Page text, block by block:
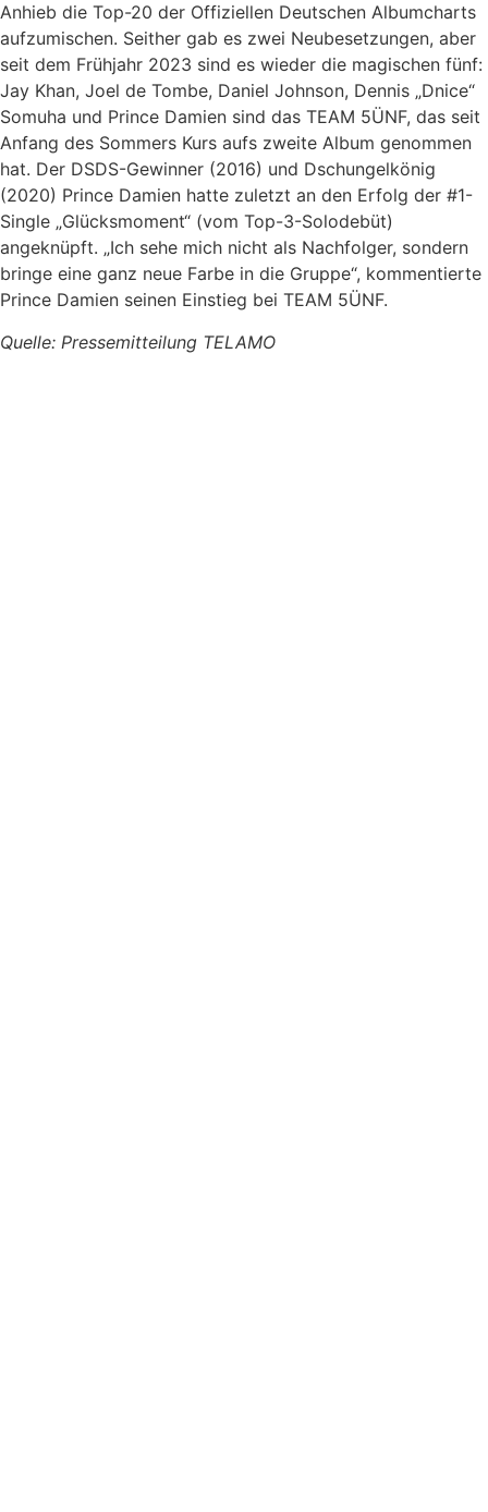
Anhieb die Top-20 der Offiziellen Deutschen Albumcharts
aufzumischen. Seither gab es zwei Neubesetzungen, aber
seit dem Frühjahr 2023 sind es wieder die magischen fünf:
Jay Khan, Joel de Tombe, Daniel Johnson, Dennis „Dnice“
Somuha und Prince Damien sind das TEAM 5ÜNF, das seit
Anfang des Sommers Kurs aufs zweite Album genommen
hat. Der DSDS-Gewinner (2016) und Dschungelkönig
(2020) Prince Damien hatte zuletzt an den Erfolg der #1-
Single „Glücksmoment“ (vom Top-3-Solodebüt)
angeknüpft. „Ich sehe mich nicht als Nachfolger, sondern
bringe eine ganz neue Farbe in die Gruppe“, kommentierte
Prince Damien seinen Einstieg bei TEAM 5ÜNF.
Quelle: Pressemitteilung TELAMO